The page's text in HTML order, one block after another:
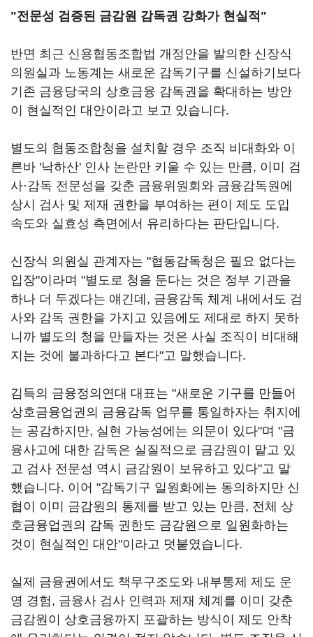
"전문성 검증된 금감원 감독권 강화가 현실적"
반면 최근 신용협동조합법 개정안을 발의한 신장식
의원실과 노동계는 새로운 감독기구를 신설하기보다
기존 금융당국의 상호금융 감독권을 확대하는 방안
이 현실적인 대안이라고 보고 있습니다.
별도의 협동조합청을 설치할 경우 조직 비대화와 이
른바 '낙하산' 인사 논란만 키울 수 있는 만큼, 이미 검
사·감독 전문성을 갖춘 금융위원회와 금융감독원에
상시 검사 및 제재 권한을 부여하는 편이 제도 도입
속도와 실효성 측면에서 유리하다는 판단입니다.
신장식 의원실 관계자는 "협동감독청은 필요 없다는
입장"이라며 "별도로 청을 둔다는 것은 정부 기관을
하나 더 두겠다는 얘긴데, 금융감독 체계 내에서도 검
사와 감독 권한을 가지고 있음에도 제대로 하지 못하
니까 별도의 청을 만들자는 것은 사실 조직이 비대해
지는 것에 불과하다고 본다"고 말했습니다.
김득의 금융정의연대 대표는 "새로운 기구를 만들어
상호금융업권의 금융감독 업무를 통일하자는 취지에
는 공감하지만, 실현 가능성에는 의문이 있다"며 "금
융사고에 대한 감독은 실질적으로 금감원이 맡고 있
고 검사 전문성 역시 금감원이 보유하고 있다"고 말
했습니다. 이어 "감독기구 일원화에는 동의하지만 신
협이 이미 금감원의 통제를 받고 있는 만큼, 전체 상
호금융업권의 감독 권한도 금감원으로 일원화하는
것이 현실적인 대안"이라고 덧붙였습니다.
실제 금융권에서도 책무구조도와 내부통제 제도 운
영 경험, 금융사 검사 인력과 제재 체계를 이미 갖춘
금감원이 상호금융까지 포괄하는 방식이 제도 안착